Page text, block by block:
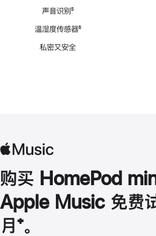
声音识别脚
⁵
温湿度传感器脚
⁶
私密又安全
购买 HomePod mini
Apple Music 免费
月 脚
⁺。